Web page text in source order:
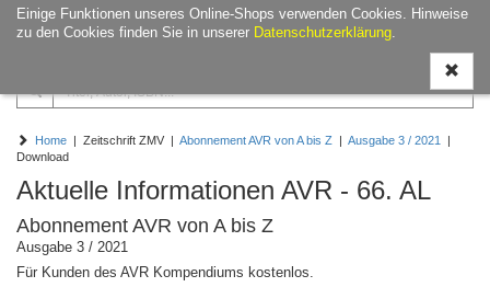
Einige Funktionen unseres Online-Shops verwenden Cookies. Hinweise
zu den Cookies finden Sie in unserer Datenschutzerklärung.
ein-/
Home | Zeitschrift ZMV | Abonnement AVR von A bis Z | Ausgabe 3 / 2021
|
Download
Aktuelle Informationen AVR - 66. AL
Abonnement AVR von A bis Z
Ausgabe 3 / 2021
Für Kunden des AVR Kompendiums kostenlos.